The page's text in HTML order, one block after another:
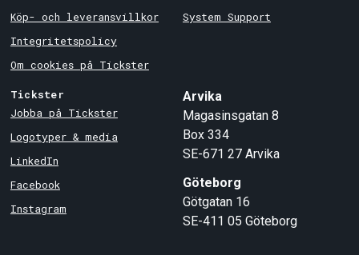
Köp- och leveransvillkor
Integritetspolicy
Om cookies på Tickster
System Support
Tickster
Jobba på Tickster
Logotyper & media
LinkedIn
Facebook
Instagram
Arvika
Magasinsgatan 8
Box 334
SE-671 27 Arvika
Göteborg
Götgatan 16
SE-411 05 Göteborg